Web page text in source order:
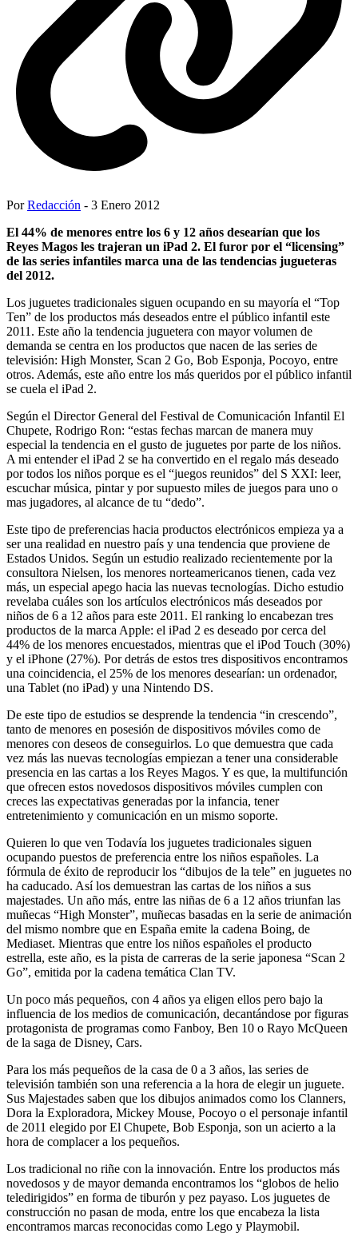
PorRedacción - 3 Enero 2012
El 44% de menores entre los 6 y 12 años desearían que los
Reyes Magos les trajeran un iPad 2. El furor por el “licensing”
de las series infantiles marca una de las tendencias jugueteras
del 2012.
Los juguetes tradicionales siguen ocupando en su mayoría el “Top
Ten” de los productos más deseados entre el público infantil este
2011. Este año la tendencia juguetera con mayor volumen de
demanda se centra en los productos que nacen de las series de
televisión: High Monster, Scan 2 Go, Bob Esponja, Pocoyo, entre
otros. Además, este año entre los más queridos por el público infantil
se cuela el iPad 2.
Según el Director General del Festival de Comunicación Infantil El
Chupete, Rodrigo Ron: “estas fechas marcan de manera muy
especial la tendencia en el gusto de juguetes por parte de los niños.
A mi entender el iPad 2 se ha convertido en el regalo más deseado
por todos los niños porque es el “juegos reunidos” del S XXI: leer,
escuchar música, pintar y por supuesto miles de juegos para uno o
mas jugadores, al alcance de tu “dedo”.
Este tipo de preferencias hacia productos electrónicos empieza ya a
ser una realidad en nuestro país y una tendencia que proviene de
Estados Unidos. Según un estudio realizado recientemente por la
consultora Nielsen, los menores norteamericanos tienen, cada vez
más, un especial apego hacia las nuevas tecnologías. Dicho estudio
revelaba cuáles son los artículos electrónicos más deseados por
niños de 6 a 12 años para este 2011. El ranking lo encabezan tres
productos de la marca Apple: el iPad 2 es deseado por cerca del
44% de los menores encuestados, mientras que el iPod Touch (30%)
y el iPhone (27%). Por detrás de estos tres dispositivos encontramos
una coincidencia, el 25% de los menores desearían: un ordenador,
una Tablet (no iPad) y una Nintendo DS.
De este tipo de estudios se desprende la tendencia “in crescendo”,
tanto de menores en posesión de dispositivos móviles como de
menores con deseos de conseguirlos. Lo que demuestra que cada
vez más las nuevas tecnologías empiezan a tener una considerable
presencia en las cartas a los Reyes Magos. Y es que, la multifunción
que ofrecen estos novedosos dispositivos móviles cumplen con
creces las expectativas generadas por la infancia, tener
entretenimiento y comunicación en un mismo soporte.
Quieren lo que ven Todavía los juguetes tradicionales siguen
ocupando puestos de preferencia entre los niños españoles. La
fórmula de éxito de reproducir los “dibujos de la tele” en juguetes no
ha caducado. Así los demuestran las cartas de los niños a sus
majestades. Un año más, entre las niñas de 6 a 12 años triunfan las
muñecas “High Monster”, muñecas basadas en la serie de animación
del mismo nombre que en España emite la cadena Boing, de
Mediaset. Mientras que entre los niños españoles el producto
estrella, este año, es la pista de carreras de la serie japonesa “Scan 2
Go”, emitida por la cadena temática Clan TV.
Un poco más pequeños, con 4 años ya eligen ellos pero bajo la
influencia de los medios de comunicación, decantándose por figuras
protagonista de programas como Fanboy, Ben 10 o Rayo McQueen
de la saga de Disney, Cars.
Para los más pequeños de la casa de 0 a 3 años, las series de
televisión también son una referencia a la hora de elegir un juguete.
Sus Majestades saben que los dibujos animados como los Clanners,
Dora la Exploradora, Mickey Mouse, Pocoyo o el personaje infantil
de 2011 elegido por El Chupete, Bob Esponja, son un acierto a la
hora de complacer a los pequeños.
Los tradicional no riñe con la innovación. Entre los productos más
novedosos y de mayor demanda encontramos los “globos de helio
teledirigidos” en forma de tiburón y pez payaso. Los juguetes de
construcción no pasan de moda, entre los que encabeza la lista
encontramos marcas reconocidas como Lego y Playmobil.